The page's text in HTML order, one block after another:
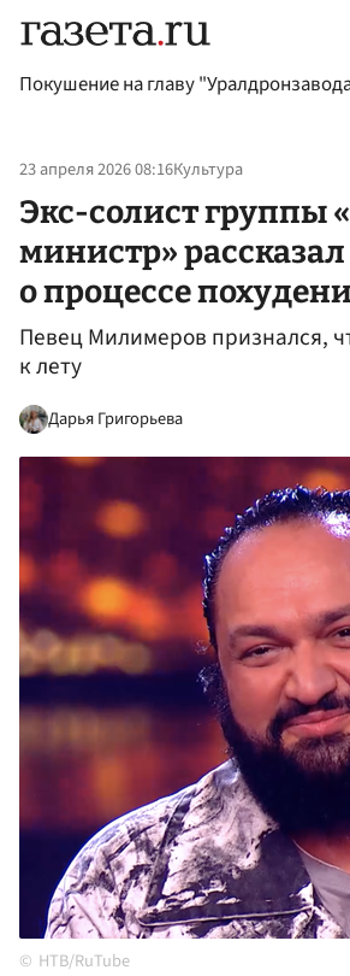
Покушение на главу
23 апреля 2026 08:16Культура
Экс-солист группы
министр» рассказал
о процессе
Певец Милимеров признался,
к лету
Дарья Григорьева
НТВ/RuTube